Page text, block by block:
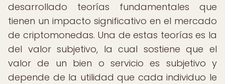
desarrollado teorías fundamentales que
tienen un impacto significativo en el mercado
de criptomonedas. Una de estas teorías es la
del valor subjetivo, la cual sostiene que el
valor de un bien o servicio es subjetivo y
depende de la utilidad que cada individuo le